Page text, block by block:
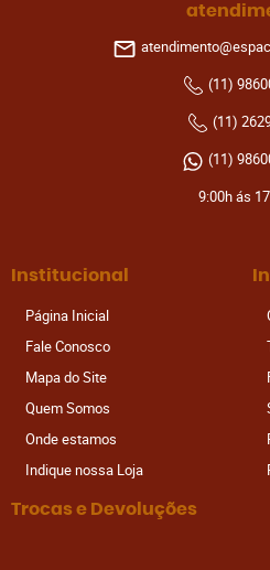
(11)
(11)
(11)
9:00h ás
Institucional
Página Inicial
Fale Conosco
Mapa do Site
Quem Somos
Onde estamos
Indique nossa Loja
Trocas e Devoluções